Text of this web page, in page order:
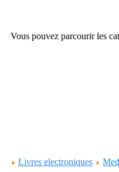
Vous pouvez parcourir les
Livres electroniques